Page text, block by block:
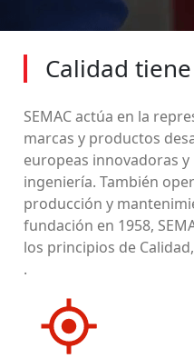
Calidad
SEMAC actúa en la
marcas y productos
europeas innovadoras
ingeniería. También
producción y
fundación en 1958,
los principios de
.